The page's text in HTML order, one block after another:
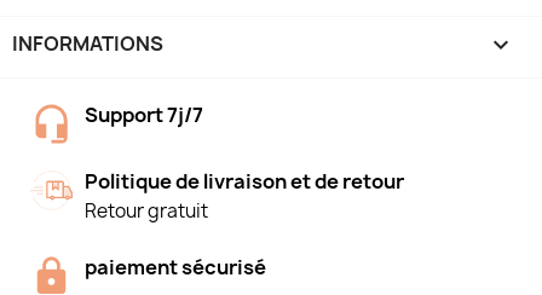
INFORMATIONS keyboard_arrow_down
Support 7j/7
Politique de livraison et de retour
Retour gratuit
paiement sécurisé